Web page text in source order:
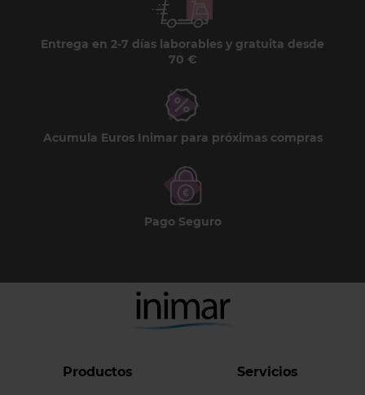
Entrega en 2-7 días laborables y gratuita desde
70 €
Acumula Euros Inimar para próximas compras
Pago Seguro
Productos Servicios